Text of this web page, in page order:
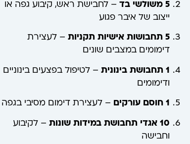
5 משולשי בד
– לחבישת ראש, קיבוע גפה או
ייצוב של איבר פגוע
5 תחבושות אישיות תקניות
– לעצירת
דימומים במצבים שונים
1 תחבושת בינונית
– לטיפול בפצעים בינוניים
ודימומים
1 חוסם עורקים – לעצירת דימום מסיבי בגפה
10 אגדי תחבושת במידות שונות
– לקיבוע
וחבישה